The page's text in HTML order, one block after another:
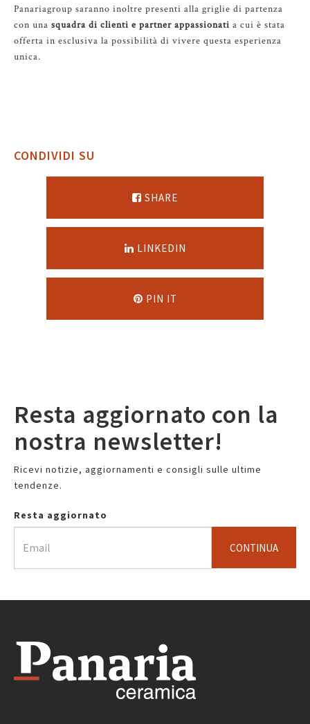
Panariagroup saranno inoltre presenti alla griglie di partenza
con una squadra di clienti e partner appassionati a cui è stata
offerta in esclusiva la possibilità di vivere questa esperienza
unica.
CONDIVIDI SU
SHARE
LINKEDIN
PIN IT
Resta aggiornato con la
nostra newsletter!
Ricevi notizie, aggiornamenti e consigli sulle ultime
tendenze.
Resta aggiornato
CONTINUA